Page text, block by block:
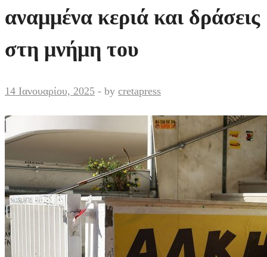
αναμμένα κεριά και δράσεις
στη μνήμη του
14 Ιανουαρίου, 2025 - by cretapress